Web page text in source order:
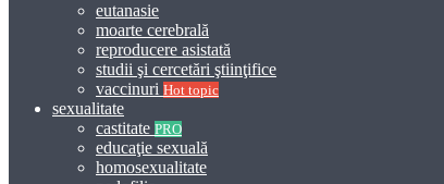
eutanasie
moarte cerebrală
reproducere asistată
studii şi cercetări ştiinţifice
vaccinuri Hot topic
sexualitate
castitate PRO
educaţie sexuală
homosexualitate